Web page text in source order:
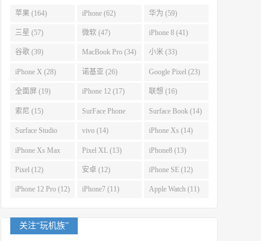
苹果 (164) iPhone (62) 华为 (59)
三星 (57) 微软 (47) iPhone 8 (41)
谷歌 (39) MacBook Pro (34) 小米 (33)
iPhone X (28) 诺基亚 (26) Google Pixel (23)
全面屏 (19) iPhone 12 (17) 联想 (16)
索尼 (15) SurFace Phone
(14)
Surface Book (14)
Surface Studio
(14)
vivo (14) iPhone Xs (14)
iPhone Xs Max
(14)
Pixel XL (13) iPhone8 (13)
Pixel (12) 安卓 (12) iPhone SE (12)
iPhone 12 Pro (12) iPhone7 (11) Apple Watch (11)
关注“玩机族”